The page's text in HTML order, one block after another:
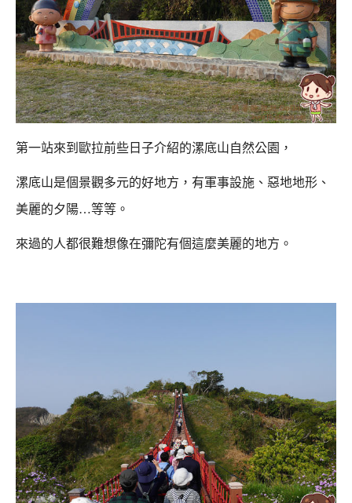
第一站來到歐拉前些日子介紹的漯底山自然公園，
漯底山是個景觀多元的好地方，有軍事設施、惡地地形、
美麗的夕陽…等等。
來過的人都很難想像在彌陀有個這麼美麗的地方。